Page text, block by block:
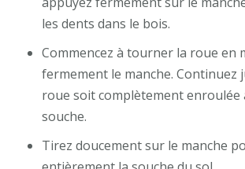
les dents dans le bois.
Commencez à tourner la roue en
fermement le manche. Continuez
roue soit complètement enroulée
souche.
Tirez doucement sur le manche